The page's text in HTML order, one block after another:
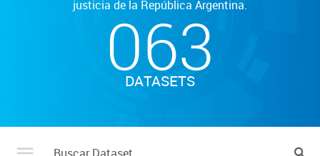
justicia de la República Argentina.
063
DATASETS